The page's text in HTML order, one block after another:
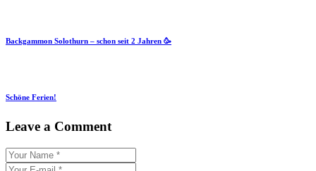
Backgammon Solothurn – schon seit 2 Jahren 🥳
Schöne Ferien!
Leave a Comment